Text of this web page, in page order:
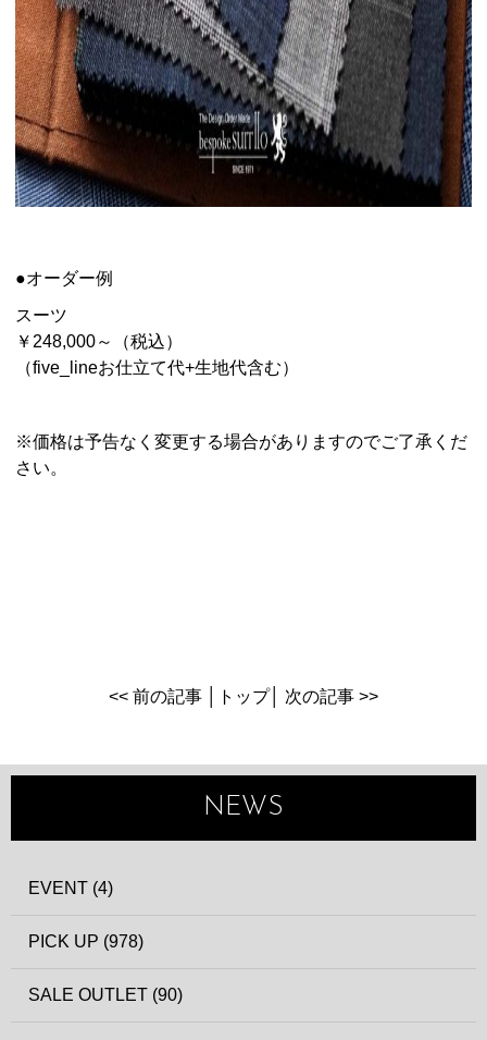
●オーダー例
スーツ
￥248,000～（税込）
（five_lineお仕立て代+生地代含む）
※価格は予告なく変更する場合がありますのでご了承くだ
さい。
<< 前の記事 トップ│ 次の記事 >>
NEWS
EVENT (4)
PICK UP (978)
SALE OUTLET (90)